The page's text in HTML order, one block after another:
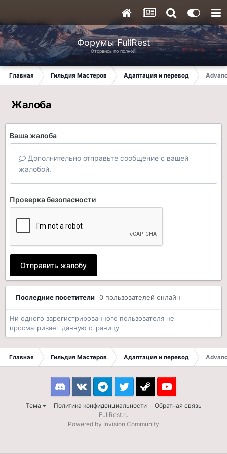
Форумы FullRest
Оторвись по полной!
Главная Гильдия Мастеров Адаптация и перевод
Жалоба
Ваша жалоба
Дополнительно отправьте сообщение с вашей
жалобой.
Проверка безопасности
Отправить жалобу
Последние посетители 0 пользователей онлайн
Ни одного зарегистрированного пользователя не
просматривает данную страницу
Главная Гильдия Мастеров Адаптация и перевод
Тема Политика конфиденциальности Обратная связь
DiscordVK TelegramTwitter Steam Youtube
FullRest.ru
Powered by Invision Community